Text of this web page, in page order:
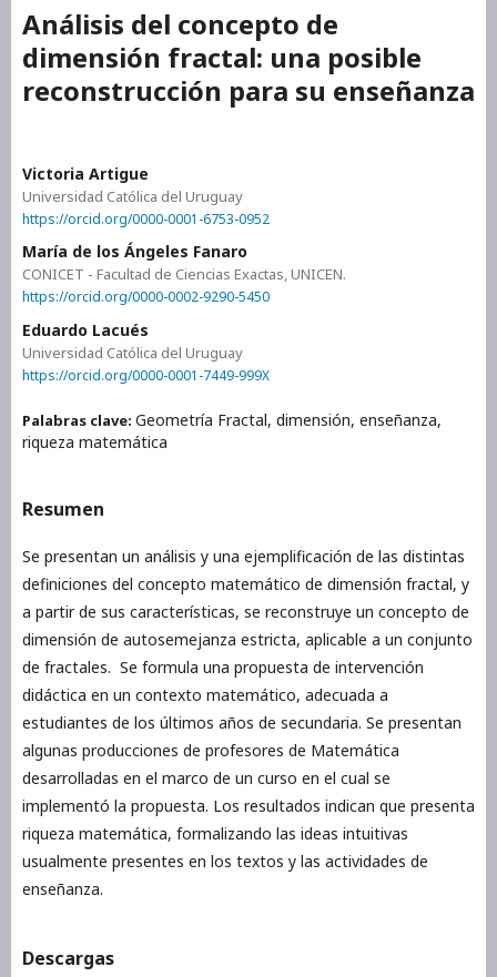
Análisis del concepto de
dimensión fractal: una posible
reconstrucción para su enseñanza
Victoria Artigue
Universidad Católica del Uruguay
https://orcid.org/0000-0001-6753-0952
María de los Ángeles Fanaro
CONICET - Facultad de Ciencias Exactas, UNICEN.
https://orcid.org/0000-0002-9290-5450
Eduardo Lacués
Universidad Católica del Uruguay
https://orcid.org/0000-0001-7449-999X
Palabras clave: Geometría Fractal, dimensión, enseñanza,
riqueza matemática
Resumen
Se presentan un análisis y una ejemplificación de las distintas
definiciones del concepto matemático de dimensión fractal, y
a partir de sus características, se reconstruye un concepto de
dimensión de autosemejanza estricta, aplicable a un conjunto
de fractales. Se formula una propuesta de intervención
didáctica en un contexto matemático, adecuada a
estudiantes de los últimos años de secundaria. Se presentan
algunas producciones de profesores de Matemática
desarrolladas en el marco de un curso en el cual se
implementó la propuesta. Los resultados indican que presenta
riqueza matemática, formalizando las ideas intuitivas
usualmente presentes en los textos y las actividades de
enseñanza.
Descargas